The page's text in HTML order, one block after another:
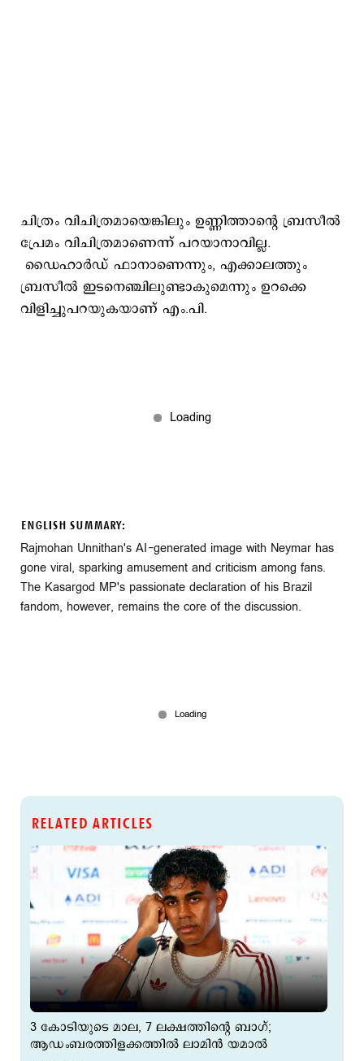
ചിത്രം വിചിത്രമായെങ്കിലും ഉണ്ണിത്താന്‍റെ ബ്രസീല്‍
പ്രേമം വിചിത്രമാണെന്ന് പറയാനാവില്ല.
ഡൈഹാര്‍ഡ് ഫാനാണെന്നും, എക്കാലത്തും
ബ്രസീല്‍ ഇടനെഞ്ചിലുണ്ടാകുമെന്നും ഉറക്കെ
വിളിച്ചുപറയുകയാണ് എം.പി.
ENGLISH SUMMARY:
Rajmohan Unnithan's AI-generated image with Neymar has
gone viral, sparking amusement and criticism among fans.
The Kasargod MP's passionate declaration of his Brazil
fandom, however, remains the core of the discussion.
RELATED ARTICLES
3 കോടിയുടെ മാല, 7 ലക്ഷത്തിന്‍റെ ബാഗ്;
ആഡംബരത്തിളക്കത്തില്‍ ലാമിന്‍ യമാല്‍